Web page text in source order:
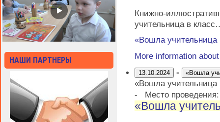
НАШИ ПАРТНЕРЫ
Книжно-
учительница в
«Вошла
More information
13.10.2024 - «Вошла
«Вошла
-
Место
«Вошла